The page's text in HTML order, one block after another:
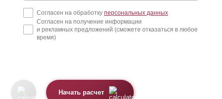
Согласен на обработку персональных данных
Согласен на получение информации
и рекламных предложений (сможете отказаться в любое
время)
Начать расчет